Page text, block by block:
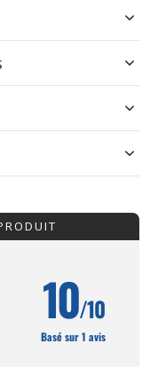
10/10
Basé sur 1 avis